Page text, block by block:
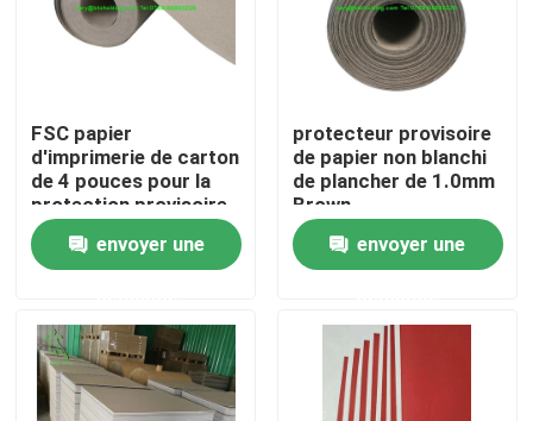
Accueil
Contacts
FSC papier
d'imprimerie de carton
de 4 pouces pour la
protection provisoire
de porte
envoyer une
protecteur provisoire
de papier non blanchi
de plancher de 1.0mm
Brown
envoyer une